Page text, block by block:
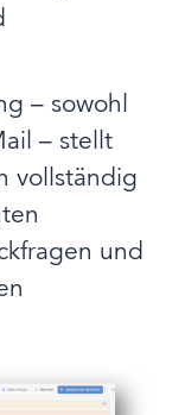
– sowohl
– stellt
vollständig
und